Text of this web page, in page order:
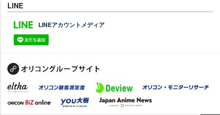
LINE
LINEアカウントメディア